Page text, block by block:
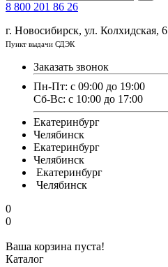
8 800 201 86 26
г. Новосибирск, ул. Колхидская, 6
Пункт выдачи СДЭК
Заказать звонок
Пн-Пт: с 09:00 до 19:00
Сб-Вс: с 10:00 до 17:00
Екатеринбург
Челябинск
Екатеринбург
Челябинск
Екатеринбург
Челябинск
0
0
Ваша корзина пуста!
Каталог